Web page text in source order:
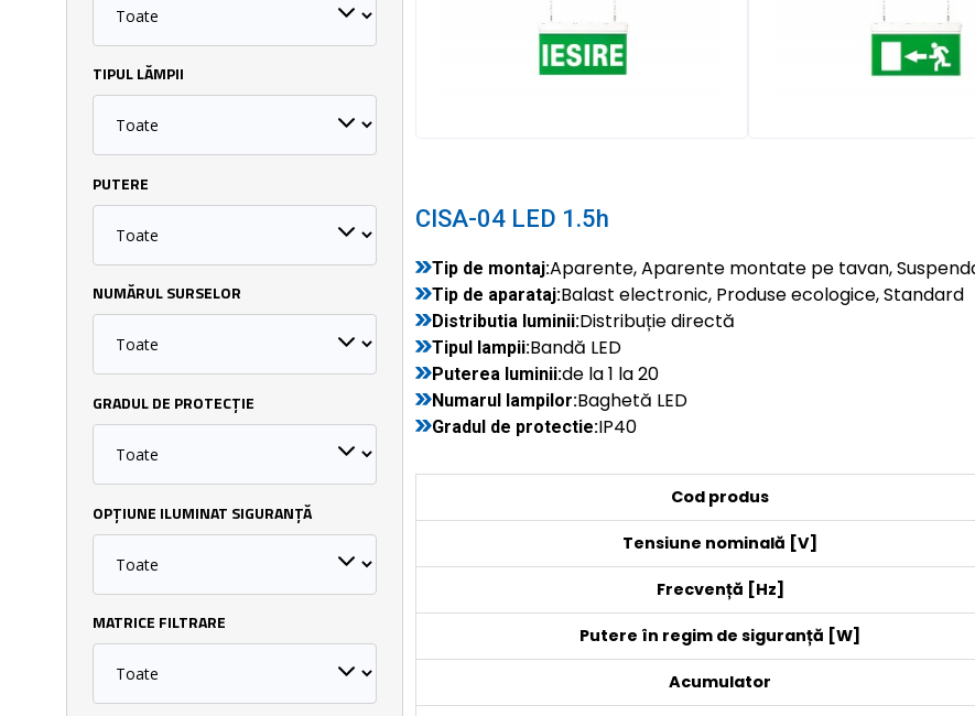
TIPUL LĂMPII
PUTERE
NUMĂRUL SURSELOR
GRADUL DE PROTECȚIE
OPȚIUNE ILUMINAT SIGURANȚĂ
MATRICE FILTRARE
CISA-04 LED 1.5h
Tip de montaj:Aparente, Aparente montate pe tavan,
Tip de aparataj:Balast electronic, Produse ecologice, Standard
Distributia luminii:Distribuție directă
Tipul lampii:Bandă LED
Puterea luminii:de la 1 la 20
Numarul lampilor:Baghetă LED
Gradul de protectie:IP40
Cod produs
Tensiune nominală [V]
Frecvență [Hz]
Putere în regim de siguranță [W]
Acumulator